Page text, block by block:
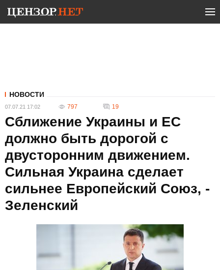
НОВОСТИ
07.07.21 17:02 797 19
Сближение Украины и ЕС
должно быть дорогой с
двусторонним движением.
Сильная Украина сделает
сильнее Европейский Союз, -
Зеленский